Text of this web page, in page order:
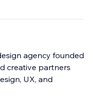
agency founded
creative partners
UX, and